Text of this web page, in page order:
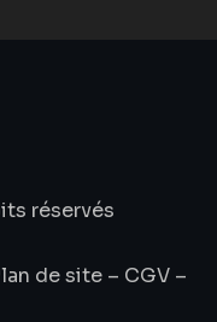
réservés
de site – CGV –